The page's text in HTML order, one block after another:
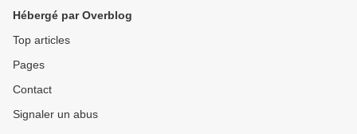
Hébergé par Overblog
Top articles
Pages
Contact
Signaler un abus